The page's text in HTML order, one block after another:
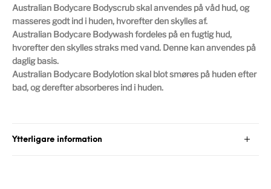
Australian Bodycare Bodyscrub skal anvendes på våd hud, og
masseres godt ind i huden, hvorefter den skylles af.
Australian Bodycare Bodywash fordeles på en fugtig hud,
hvorefter den skylles straks med vand. Denne kan anvendes på
daglig basis.
Australian Bodycare Bodylotion skal blot smøres på huden efter
bad, og derefter absorberes ind i huden.
Ytterligare information